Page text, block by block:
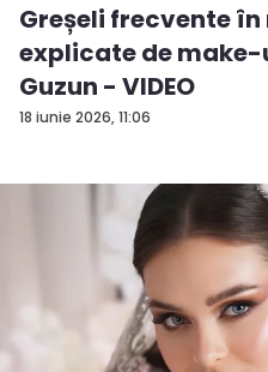
18 iunie 2026, 11:06
Greșeli frecvente
explicate de
Guzun - VIDEO